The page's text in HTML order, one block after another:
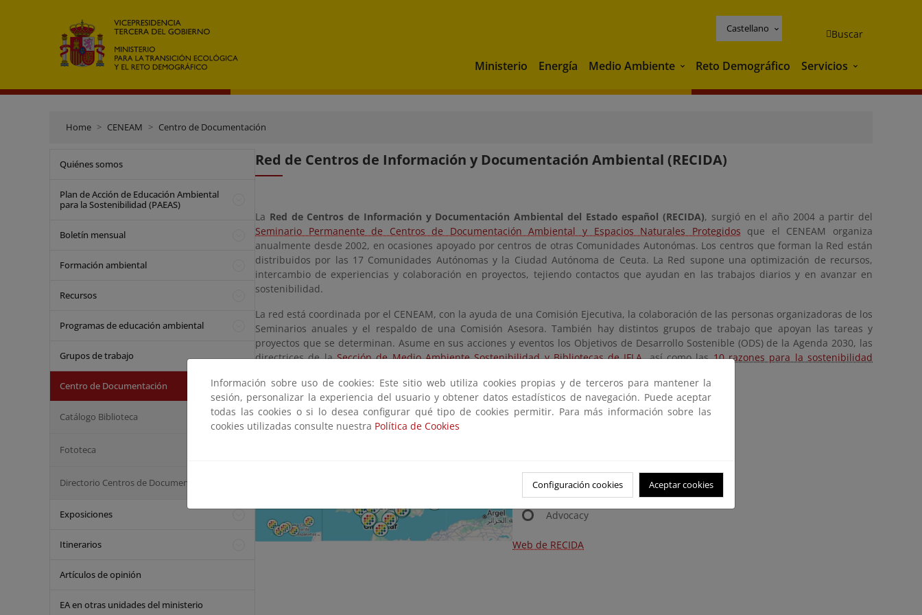
Castellano Buscar
Ministerio Energía Medio Ambiente Medio Ambiente
Reto Demográfico Servicios Servicios
Home CENEAM Centro de Documentación
Quiénes somos
Plan de Acción de Educación Ambiental
para la Sostenibilidad (PAEAS)
Boletín mensual
Formación ambiental
Recursos
Programas de educación ambiental
Grupos de trabajo
Centro de Documentación
Catálogo Biblioteca
Fototeca
Directorio Centros de Documentación
Exposiciones
Itinerarios
Artículos de opinión
EA en otras unidades del ministerio
Red de Centros de Información y Documentación Ambiental (RECIDA)
La Red de Centros de Información y Documentación Ambiental del Estado español (RECIDA), surgió en el año 2004 a partir del
Seminario Permanente de Centros de Documentación Ambiental y Espacios Naturales Protegidos que el CENEAM organiza
anualmente desde 2002, en ocasiones apoyado por centros de otras Comunidades Autonómas. Los centros que forman la Red están
distribuidos por las 17 Comunidades Autónomas y la Ciudad Autónoma de Ceuta. La Red supone una optimización de recursos,
intercambio de experiencias y colaboración en proyectos, tejiendo contactos que ayudan en las trabajos diarios y en avanzar en
sostenibilidad.
La red está coordinada por el CENEAM, con la ayuda de una Comisión Ejecutiva, la colaboración de las personas organizadoras de los
Seminarios anuales y el respaldo de una Comisión Asesora. También hay distintos grupos de trabajo que apoyan las tareas y
proyectos que se determinan. Asume en sus acciones y eventos los Objetivos de Desarrollo Sostenible (ODS) de la Agenda 2030, las
directrices de laSección de Medio Ambiente Sostenibilidad y Bibliotecas de IFLA, así como las10 razones para la sostenibilidad
Líneas de acción:
Difusión
Alianzas
Advocacy
Web de RECIDA
Información sobre uso de cookies: Este sitio web utiliza cookies propias y de terceros para mantener la
sesión, personalizar la experiencia del usuario y obtener datos estadísticos de navegación. Puede aceptar
todas las cookies o si lo desea configurar qué tipo de cookies permitir. Para más información sobre las
cookies utilizadas consulte nuestra Política de Cookies
Configuración cookies Aceptar cookies